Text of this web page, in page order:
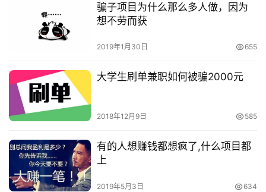
骗子项目为什么那么多人做，因为
想不劳而获
2019年1月30日 655
大学生刷单兼职如何被骗2000元
2018年12月9日 585
有的人想赚钱都想疯了,什么项目都
上
2019年5月3日 634